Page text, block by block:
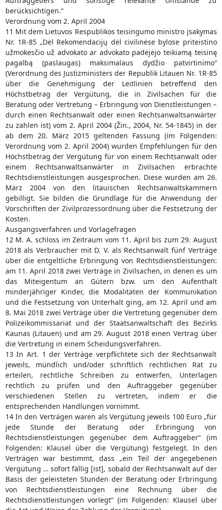
berücksichtigen.“
Verordnung vom 2. April 2004
11 Mit dem Lietuvos Respublikos teisingumo ministro įsakymas
Nr. 1R-85 „Dėl Rekomendacijų dėl civilinėse bylose priteistino
užmokesčio už advokato ar advokato padėjėjo teikiamą teisinę
pagalbą (paslaugas) maksimalaus dydžio patvirtinimo“
(Verordnung des Justizministers der Republik Litauen Nr. 1R-85
über die Genehmigung der Leitlinien betreffend den
Höchstbetrag der Vergütung, die in Zivilsachen für die
Beratung oder Vertretung – Erbringung von Dienstleistungen –
durch einen Rechtsanwalt oder einen Rechtsanwaltsanwärter
zu zahlen ist) vom 2. April 2004 (Žin., 2004, Nr. 54-1845) in der
ab dem 20. März 2015 geltenden Fassung (im Folgenden:
Verordnung vom 2. April 2004) wurden Empfehlungen für den
Höchstbetrag der Vergütung für von einem Rechtsanwalt oder
einem Rechtsanwaltsanwärter in Zivilsachen erbrachte
Rechtsdienstleistungen ausgesprochen. Diese wurden am 26.
März 2004 von den litauischen Rechtsanwaltskammern
gebilligt. Sie bilden die Grundlage für die Anwendung der
Vorschriften der Zivilprozessordnung über die Festsetzung der
Kosten.
Ausgangsverfahren und Vorlagefragen
12 M. A. schloss im Zeitraum vom 11. April bis zum 29. August
2018 als Verbraucher mit D. V. als Rechtsanwalt fünf Verträge
über die entgeltliche Erbringung von Rechtsdienstleistungen:
am 11. April 2018 zwei Verträge in Zivilsachen, in denen es um
das Miteigentum an Gütern bzw. um den Aufenthalt
minderjähriger Kinder, die Modalitäten der Kommunikation
und die Festsetzung von Unterhalt ging, am 12. April und am
8. Mai 2018 zwei Verträge über die Vertretung gegenüber dem
Polizeikommissariat und der Staatsanwaltschaft des Bezirks
Kaunas (Litauen) und am 29. August 2018 einen Vertrag über
die Vertretung in einem Scheidungsverfahren.
13 In Art. 1 der Verträge verpflichtete sich der Rechtsanwalt
jeweils, mündlich und/oder schriftlich rechtlichen Rat zu
erteilen, rechtliche Schreiben zu entwerfen, Unterlagen
rechtlich zu prüfen und den Auftraggeber gegenüber
verschiedenen Stellen zu vertreten, indem er die
entsprechenden Handlungen vornimmt.
14 In den Verträgen waren als Vergütung jeweils 100 Euro „für
jede Stunde der Beratung oder Erbringung von
Rechtsdienstleistungen gegenüber dem Auftraggeber“ (im
Folgenden: Klausel über die Vergütung) festgelegt. In den
Verträgen war bestimmt, dass „ein Teil der angegebenen
Vergütung … sofort fällig [ist], sobald der Rechtsanwalt auf der
Basis der geleisteten Stunden der Beratung oder Erbringung
von Rechtsdienstleistungen eine Rechnung über die
Rechtsdienstleistungen vorlegt“ (im Folgenden: Klausel über